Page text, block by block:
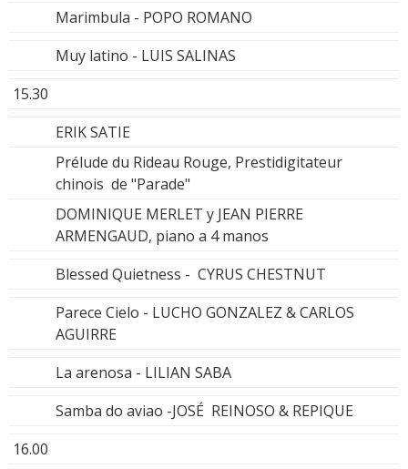
Marimbula - POPO ROMANO
Muy latino - LUIS SALINAS
15.30
ERIK SATIE
Prélude du Rideau Rouge, Prestidigitateur
chinois de "Parade"
DOMINIQUE MERLET y JEAN PIERRE
ARMENGAUD, piano a 4 manos
Blessed Quietness - CYRUS CHESTNUT
Parece Cielo - LUCHO GONZALEZ & CARLOS
AGUIRRE
La arenosa - LILIAN SABA
Samba do aviao -JOSÉ REINOSO & REPIQUE
16.00